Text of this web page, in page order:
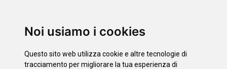
Noi usiamo i cookies
Questo sito web utilizza cookie e altre tecnologie di
tracciamento per migliorare la tua esperienza di
Fiere e Feste Locale
Carnevali di Tenerife